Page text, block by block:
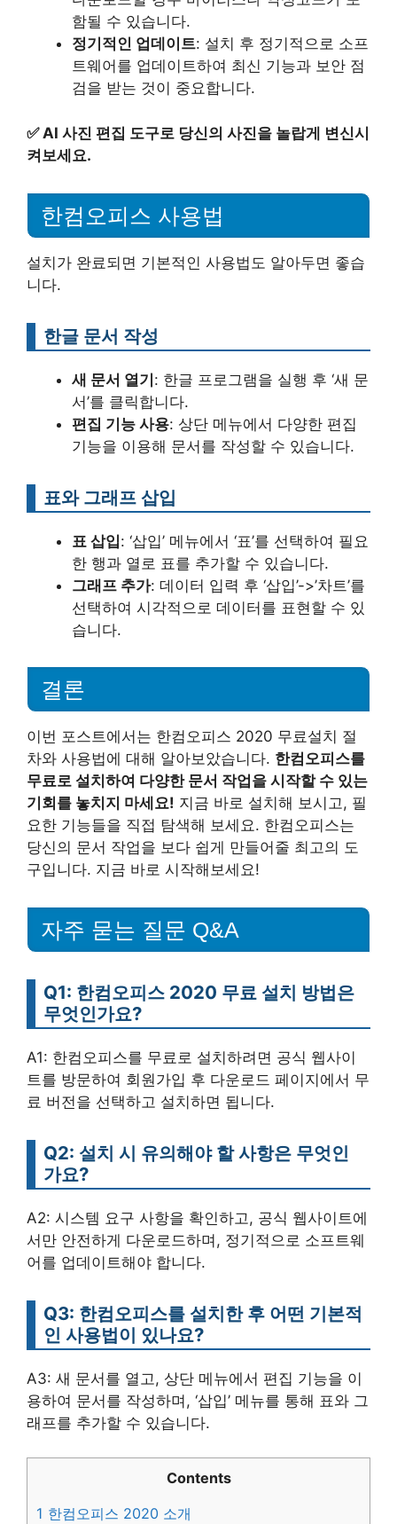
함될 수 있습니다.
정기적인 업데이트: 설치 후 정기적으로 소프
트웨어를 업데이트하여 최신 기능과 보안 점
검을 받는 것이 중요합니다.
✅ AI 사진 편집 도구로 당신의 사진을 놀랍게 변신시
켜보세요.
한컴오피스 사용법
설치가 완료되면 기본적인 사용법도 알아두면 좋습
니다.
한글 문서 작성
새 문서 열기: 한글 프로그램을 실행 후 ‘새 문
서’를 클릭합니다.
편집 기능 사용: 상단 메뉴에서 다양한 편집
기능을 이용해 문서를 작성할 수 있습니다.
표와 그래프 삽입
표 삽입: ‘삽입’ 메뉴에서 ‘표’를 선택하여 필요
한 행과 열로 표를 추가할 수 있습니다.
그래프 추가: 데이터 입력 후 ‘삽입’->’차트’를
선택하여 시각적으로 데이터를 표현할 수 있
습니다.
결론
이번 포스트에서는 한컴오피스 2020 무료설치 절
차와 사용법에 대해 알아보았습니다. 한컴오피스를
무료로 설치하여 다양한 문서 작업을 시작할 수 있는
기회를 놓치지 마세요! 지금 바로 설치해 보시고, 필
요한 기능들을 직접 탐색해 보세요. 한컴오피스는
당신의 문서 작업을 보다 쉽게 만들어줄 최고의 도
구입니다. 지금 바로 시작해보세요!
자주 묻는 질문 Q&A
Q1: 한컴오피스 2020 무료 설치 방법은
무엇인가요?
A1: 한컴오피스를 무료로 설치하려면 공식 웹사이
트를 방문하여 회원가입 후 다운로드 페이지에서 무
료 버전을 선택하고 설치하면 됩니다.
Q2: 설치 시 유의해야 할 사항은 무엇인
가요?
A2: 시스템 요구 사항을 확인하고, 공식 웹사이트에
서만 안전하게 다운로드하며, 정기적으로 소프트웨
어를 업데이트해야 합니다.
Q3: 한컴오피스를 설치한 후 어떤 기본적
인 사용법이 있나요?
A3: 새 문서를 열고, 상단 메뉴에서 편집 기능을 이
용하여 문서를 작성하며, ‘삽입’ 메뉴를 통해 표와 그
래프를 추가할 수 있습니다.
Contents
1 한컴오피스 2020 소개